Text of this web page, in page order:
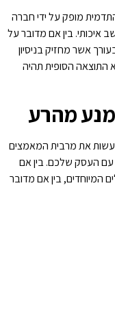
מופק על ידי חברה
איכותי. בין אם מדובר על
אשר מחזיק בניסיון
התוצאה הסופית תהיה
מהרע
את מרבית המאמצים
עם העסק שלכם. בין אם
המיוחדים, בין אם מדובר